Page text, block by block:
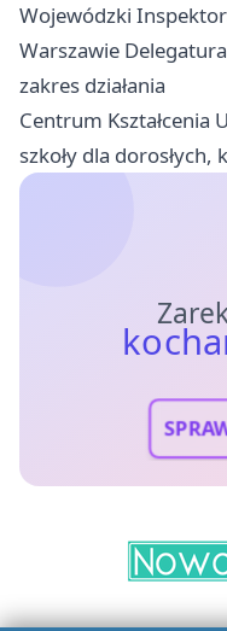
Wojewódzki
Warszawie
zakres działania
Centrum Kształcenia
szkoły dla